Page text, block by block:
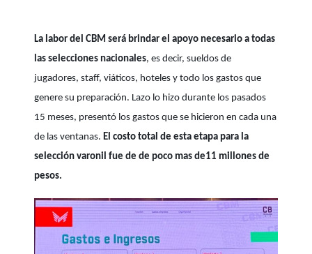
La labor del CBM será brindar el apoyo necesario a todas
las selecciones nacionales, es decir, sueldos de
jugadores, staff, viáticos, hoteles y todo los gastos que
genere su preparación. Lazo lo hizo durante los pasados
15 meses, presentó los gastos que se hicieron en cada una
de las ventanas.El costo total de esta etapa para la
selección varonil fue de de poco mas de11 millones de
pesos.